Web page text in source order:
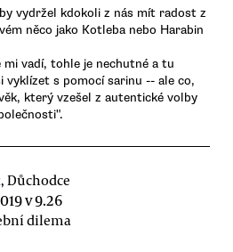
vydržel kdokoli z nás mít radost z
něco jako Kotleba nebo Harabin
vadí, tohle je nechutné a tu
vyklízet s pomocí sarinu -- ale co,
který vzešel z autentické volby
, Důchodce
v 9.26
dilema